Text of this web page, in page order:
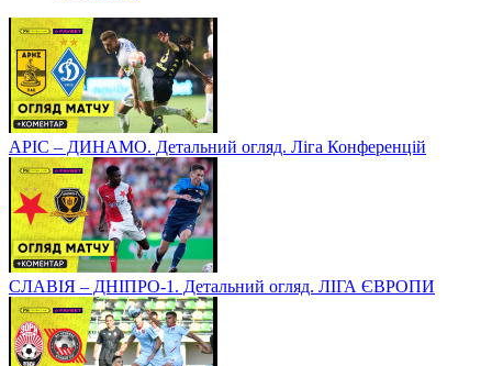
АРІС – ДИНАМО. Детальний огляд. Ліга Конференцій
СЛАВІЯ – ДНІПРО-1. Детальний огляд. ЛІГА ЄВРОПИ